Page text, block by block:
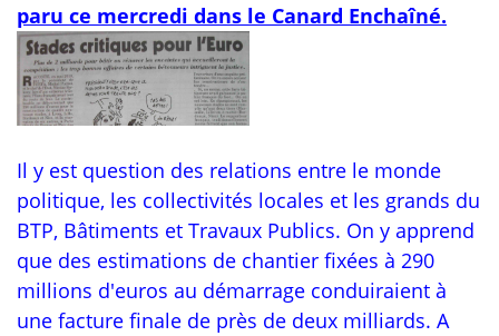
paru ce mercredi dans le Canard Enchaîné.
Il y est question des relations entre le monde
politique, les collectivités locales et les grands du
BTP, Bâtiments et Travaux Publics. On y apprend
que des estimations de chantier fixées à 290
millions d'euros au démarrage conduiraient à
une facture finale de près de deux milliards. A